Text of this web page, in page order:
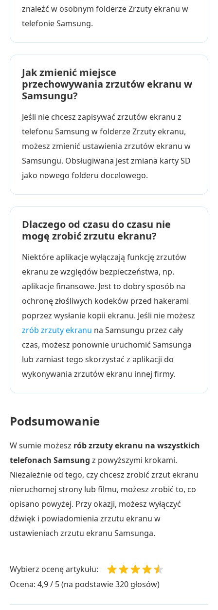
znaleźć w osobnym folderze Zrzuty ekranu w
telefonie Samsung.
Jak zmienić miejsce
przechowywania zrzutów ekranu w
Samsungu?
Jeśli nie chcesz zapisywać zrzutów ekranu z
telefonu Samsung w folderze Zrzuty ekranu,
możesz zmienić ustawienia zrzutów ekranu w
Samsungu. Obsługiwana jest zmiana karty SD
jako nowego folderu docelowego.
Dlaczego od czasu do czasu nie
mogę zrobić zrzutu ekranu?
Niektóre aplikacje wyłączają funkcję zrzutów
ekranu ze względów bezpieczeństwa, np.
aplikacje finansowe. Jest to dobry sposób na
ochronę złośliwych kodeków przed hakerami
poprzez wysłanie kopii ekranu. Jeśli nie możesz
zrób zrzuty ekranu na Samsungu przez cały
czas, możesz ponownie uruchomić Samsunga
lub zamiast tego skorzystać z aplikacji do
wykonywania zrzutów ekranu innej firmy.
Podsumowanie
W sumie możesz rób zrzuty ekranu na wszystkich
telefonach Samsung z powyższymi krokami.
Niezależnie od tego, czy chcesz zrobić zrzut ekranu
nieruchomej strony lub filmu, możesz zrobić to, co
opisano powyżej. Przy okazji, możesz wyłączyć
dźwięk i powiadomienia zrzutu ekranu w
ustawieniach zrzutu ekranu Samsunga.
Wybierz ocenę artykułu:
Ocena: 4,9 / 5 (na podstawie 320 głosów)